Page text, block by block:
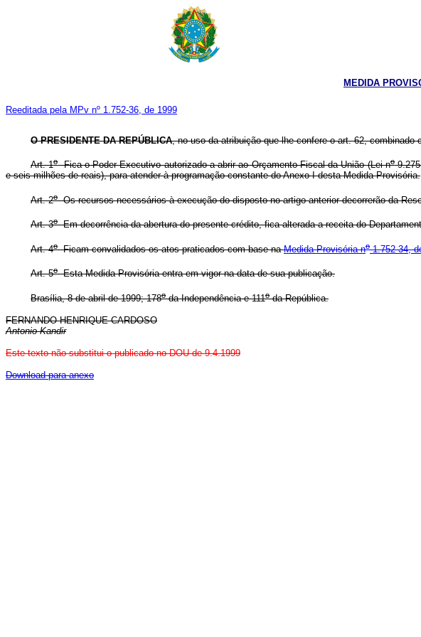
MEDIDA
Reeditada pela MPv nº 1.752-36, de 1999
O PRESIDENTE DA REPÚBLICA, no uso da atribuição que lhe confere o art. 62, combinado
Art. 1oFica o Poder Executivo autorizado a abrir ao Orçamento Fiscal da União (Lei no
e seis milhões de reais), para atender à programação constante do Anexo I desta Medida Provisória.
Art. 2oOs recursos necessários à execução do disposto no artigo anterior decorrerão da
Art. 3oEm decorrência da abertura do presente crédito, fica alterada a receita do
Art. 4oFicam convalidados os atos praticados com base naMedida Provisória no1.752-34,
Art. 5oEsta Medida Provisória entra em vigor na data de sua publicação.
Brasília, 8 de abril de 1999; 178oda Independência e 111oda República.
FERNANDO HENRIQUE CARDOSO
Antonio Kandir
Este texto não substitui o publicado no DOU de 9.4.1999
Download para anexo